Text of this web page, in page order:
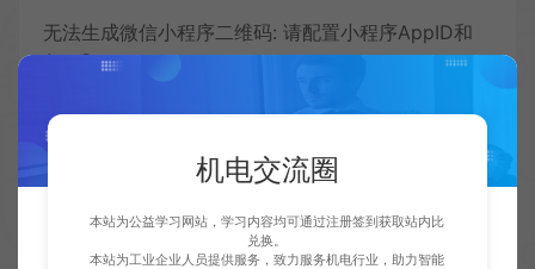
无法生成微信小程序二维码: 请配置小程序AppID和
AppSecret
免责声明：
1.本站仅提供学习交流平台，资料图纸视频均为会员上传，如有侵权请客服
机电交流圈
本站为公益学习网站，学习内容均可通过注册签到获取站内比
兑换。
本站为工业企业人员提供服务，致力服务机电行业，助力智能